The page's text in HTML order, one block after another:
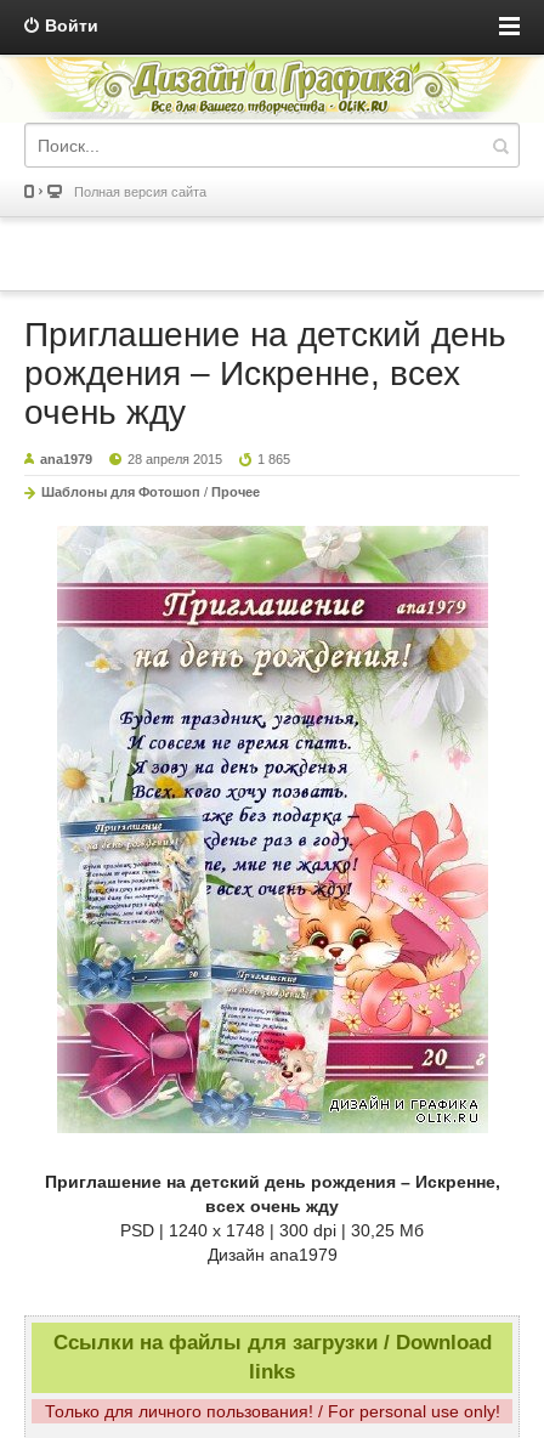
Войти
Полная версия сайта
Приглашение на детский день
рождения – Искренне, всех
очень жду
ana1979 28 апреля 2015 1 865
Шаблоны для Фотошоп / Прочее
Приглашение на детский день рождения – Искренне,
всех очень жду
PSD | 1240 x 1748 | 300 dpi | 30,25 Мб
Дизайн аnа1979
Ссылки на файлы для загрузки / Download
links
Только для личного пользования! / For personal use only!